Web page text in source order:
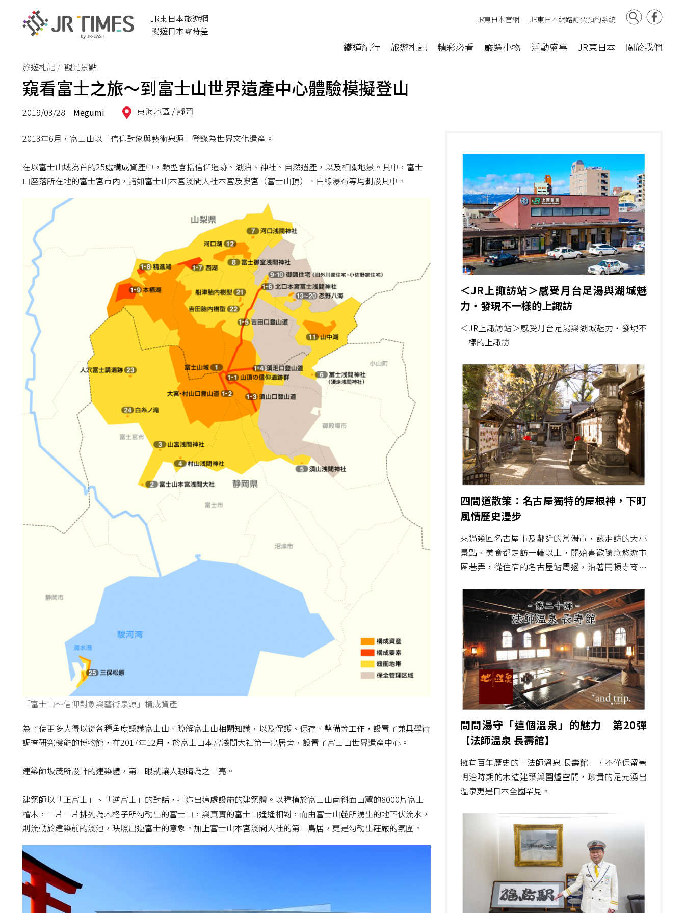
JR東日本旅遊網
暢遊日本零時差
鐵道紀行 旅遊札記 精彩必看 嚴選小物 活動盛事 JR東日本 關於我們
JR東日本官網 JR東日本網路訂票預約系統
旅遊札記 觀光景點
窺看富士之旅～到富士山世界遺產中心體驗模擬登山
2019/03/28 Megumi 東海地區 / 靜岡
2013年6月，富士山以「信仰對象與藝術泉源」登錄為世界文化遺產。
在以富士山域為首的25處構成資產中，類型含括信仰遺跡、湖泊、神社、自然遺產，以及相關地景。其中，富士
山座落所在地的富士宮市內，諸如富士山本宮淺間大社本宮及奧宮（富士山頂）、白線瀑布等均劃設其中。
「富士山～信仰對象與藝術泉源」構成資產
為了使更多人得以從各種角度認識富士山、瞭解富士山相關知識，以及保護、保存、整備等工作，設置了兼具學術
調查研究機能的博物館，在2017年12月，於富士山本宮淺間大社第一鳥居旁，設置了富士山世界遺產中心。
建築師坂茂所設計的建築體，第一眼就讓人眼睛為之一亮。
建築師以「正富士」、「逆富士」的對話，打造出這處設施的建築體。以種植於富士山南斜面山麓的8000片富士
檜木，一片一片排列為木格子所勾勒出的富士山，與真實的富士山遙遙相對，而由富士山麓所湧出的地下伏流水，
則流動於建築前的淺池，映照出逆富士的意象。加上富士山本宮淺間大社的第一鳥居，更是勾勒出莊嚴的氛圍。
＜JR上諏訪站＞感受月台足湯與湖城魅
力・發現不一樣的上諏訪
＜JR上諏訪站＞感受月台足湯與湖城魅力・發現不
一樣的上諏訪
四間道散策：名古屋獨特的屋根神，下町
風情歷史漫步
來過幾回名古屋市及鄰近的常滑市，該走訪的大小
景點、美食都走訪一輪以上，開始喜歡隨意悠遊市
區巷弄，從住宿的名古屋站周邊，沿著円頓寺商店
問問湯守「這個溫泉」的魅力 第20彈
【法師溫泉 長壽館】
擁有百年歷史的「法師溫泉 長壽館」，不僅保留著
明治時期的木造建築與圍爐空間，珍貴的足元湧出
溫泉更是日本全國罕見。